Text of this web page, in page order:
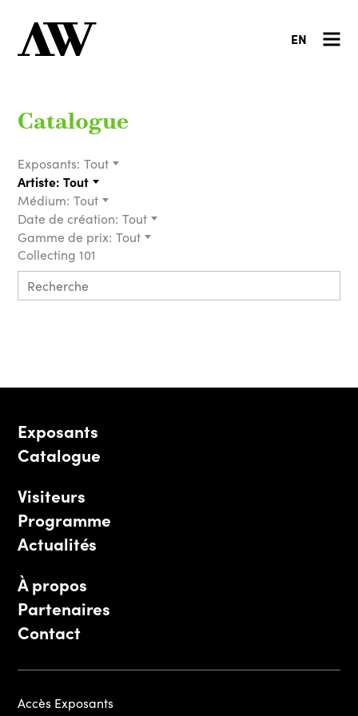
EN
Catalogue
Exposants: Tout
Artiste: Tout
Médium: Tout
Date de création: Tout
Gamme de prix: Tout
Collecting 101
Exposants
Catalogue
Visiteurs
Programme
Actualités
À propos
Partenaires
Contact
Accès Exposants